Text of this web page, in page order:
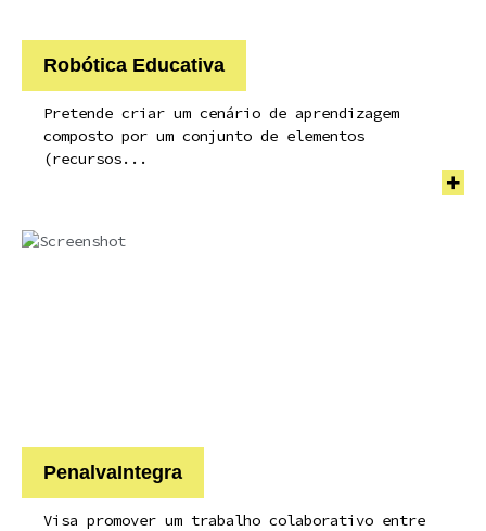
Robótica Educativa
Pretende criar um cenário de aprendizagem
composto por um conjunto de elementos
(recursos...
+
PenalvaIntegra
Visa promover um trabalho colaborativo entre